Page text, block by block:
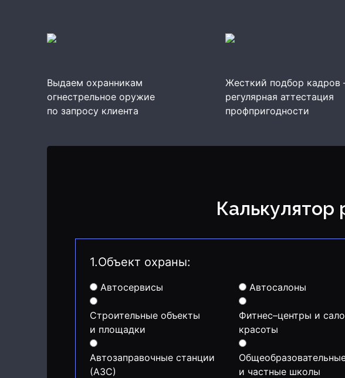
Выдаем охранникам
огнестрельное оружие
по запросу клиента
Жесткий подбор кадров
регулярная аттестация
профпригодности
1.Объект охраны:
Автосервисы Автосалоны
Строительные объекты
и площадки
Фитнес–центры и
красоты
Автозаправочные станции
(АЗС)
и частные школы